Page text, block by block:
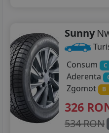
Sunny
Consum
C
Aderenta
Zgomot B
326
534 RON